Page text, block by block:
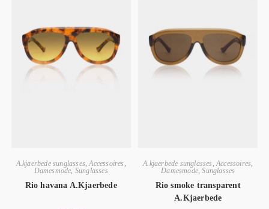
A.kjaerbede sunglasses ,Accessoires
Damesmode Sunglasses
Rio havana A.Kjaerbede
A.kjaerbede sunglasses Accessoires
Damesmode,Sunglasses
Rio smoke transparent
A.Kjaerbede